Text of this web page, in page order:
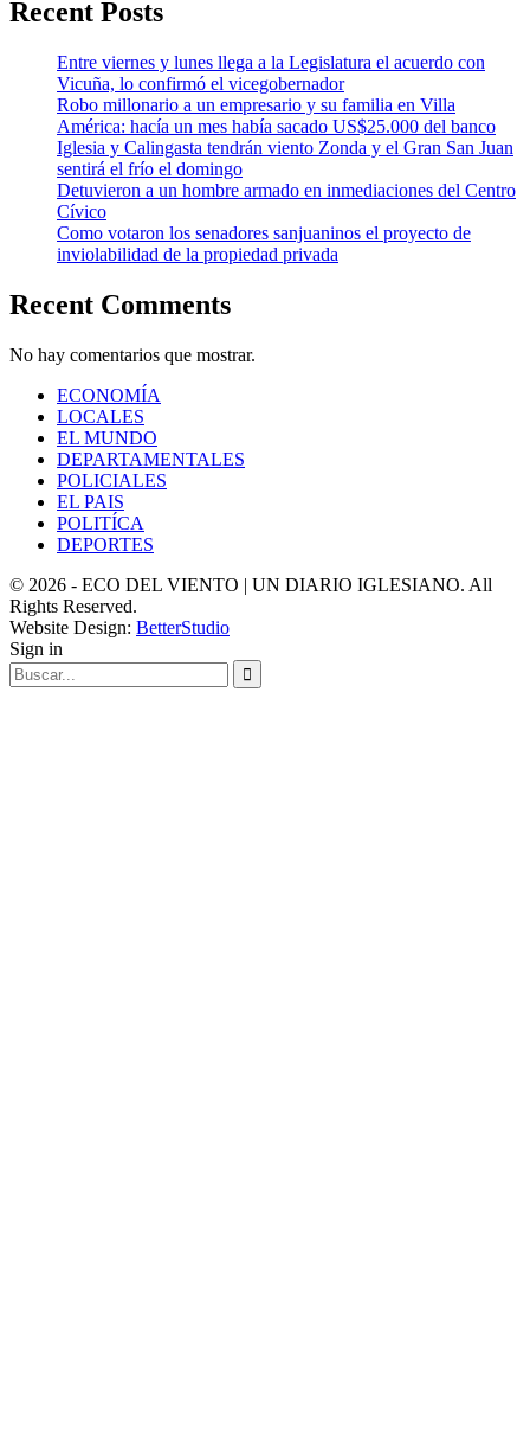
Recent Posts
Entre viernes y lunes llega a la Legislatura el acuerdo con
Vicuña, lo confirmó el vicegobernador
Robo millonario a un empresario y su familia en Villa
América: hacía un mes había sacado US$25.000 del banco
Iglesia y Calingasta tendrán viento Zonda y el Gran San Juan
sentirá el frío el domingo
Detuvieron a un hombre armado en inmediaciones del Centro
Cívico
Como votaron los senadores sanjuaninos el proyecto de
inviolabilidad de la propiedad privada
Recent Comments
No hay comentarios que mostrar.
ECONOMÍA
LOCALES
EL MUNDO
DEPARTAMENTALES
POLICIALES
EL PAIS
POLITÍCA
DEPORTES
© 2026 - ECO DEL VIENTO | UN DIARIO IGLESIANO. All
Rights Reserved.
Website Design: BetterStudio
Sign in